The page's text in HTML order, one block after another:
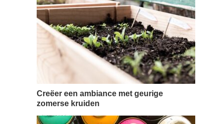
Stadslandbouw kan een geweldige manier zijn om het
leven in kleine ruimtes te verrijken. Door je eigen
groenten en kruiden te kweken, kun je zowel je
levensstijl als je gezondheid verbeteren zonder dat je
veel ruimte nodig hebt. Belangrijkste punten
Stadslandbouw is mogelijk in zelfs de kleinste ruimtes
door creatief gebruik van muur- en verticale…
Creëer een ambiance met geurige
zomerse kruiden
juli 18, 2026 / 0 comments